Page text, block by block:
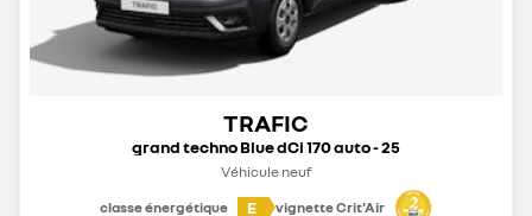
TRAFIC
grand techno Blue dCi 170 auto - 25
Véhicule neuf
classe énergétique
E vignette Crit'Air